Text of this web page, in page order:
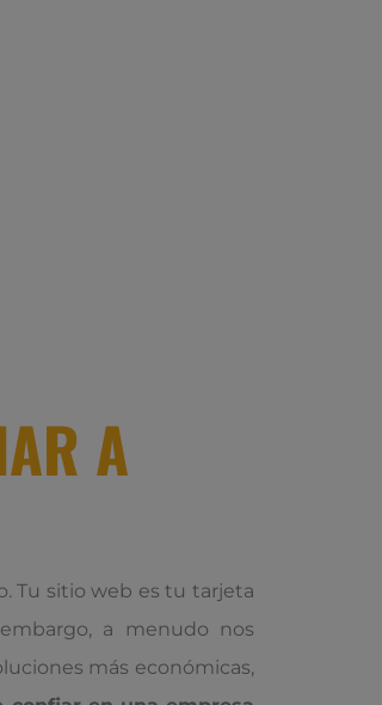
A
Tu sitio web es tu tarjeta
a menudo nos
más económicas,